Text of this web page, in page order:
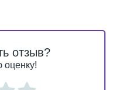
отзыв?
оценку!